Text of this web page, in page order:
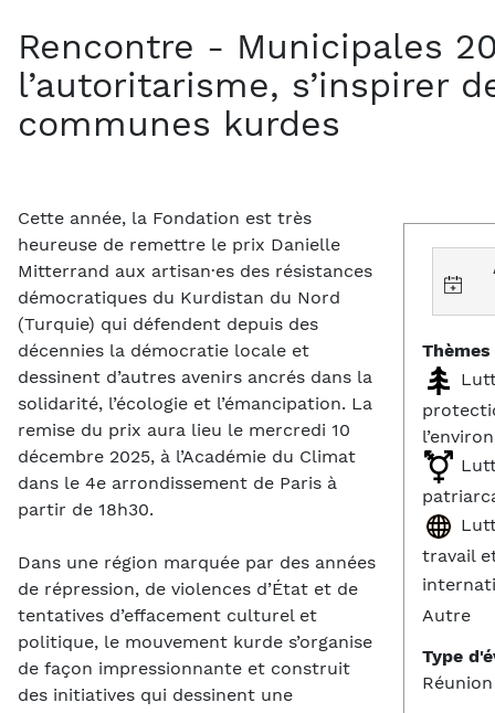
Rencontre - Municipales
l’autoritarisme, s’inspirer
communes kurdes
Thèmes
travail
Autre
Type
Cette année, la Fondation est très
heureuse de remettre le prix Danielle
Mitterrand aux artisan·es des résistances
démocratiques du Kurdistan du Nord
(Turquie) qui défendent depuis des
décennies la démocratie locale et
dessinent d’autres avenirs ancrés dans la
solidarité, l’écologie et l’émancipation. La
remise du prix aura lieu le mercredi 10
décembre 2025, à l’Académie du Climat
dans le 4e arrondissement de Paris à
partir de 18h30.
Dans une région marquée par des années
de répression, de violences d’État et de
tentatives d’effacement culturel et
politique, le mouvement kurde s’organise
de façon impressionnante et construit
des initiatives qui dessinent une